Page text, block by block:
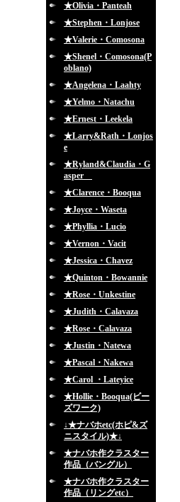
★Olivia・Panteah
★Stephen・Lonjose
★Valerie・Comosona
★Shenel・Comosona(P
oblano)
★Angelena・Laahty
★Yelmo・Natachu
★Ernest・Leekela
★Larry&Rath・Lonjos
e
★Ryland&Claudia・G
asper
★Clarence・Booqua
★Joyce・Waseta
★Phyllia・Lucio
★Vernon・Vacit
★Jessica・Chavez
★Quinton・Bowannie
★Rose・Unkestine
★Judith・Calavaza
★Rose・Calavaza
★Justin・Natewa
★Pascal・Nakewa
★Carol ・Lateyice
★Hollie・Booqua(ビー
ズワーク)
↓★ナバホetc(ホピ&ズ
ニスタイル)★↓
★ナバホ作クラスター
作品（バングル）
★ナバホ作クラスター
作品（リングetc）